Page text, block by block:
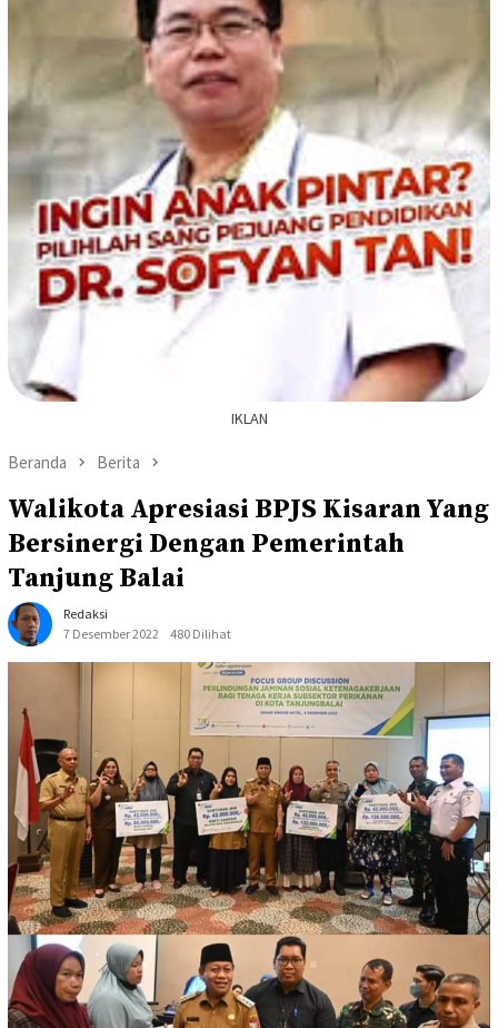
IKLAN
Beranda Berita
Walikota Apresiasi BPJS Kisaran Yang
Bersinergi Dengan Pemerintah
Tanjung Balai
Redaksi
7 Desember 2022
480 Dilihat